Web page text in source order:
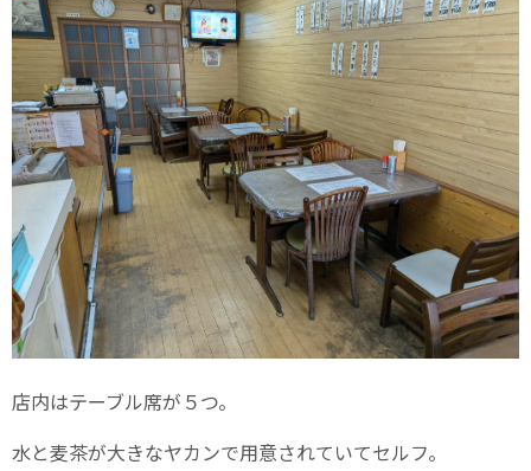
店内はテーブル席が５つ。
水と麦茶が大きなヤカンで用意されていてセルフ。